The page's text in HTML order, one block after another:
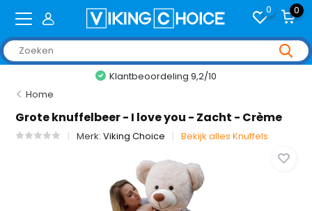
0 0
Klantbeoordeling 9,2/10
Home
Grote knuffelbeer - I love you - Zacht - Crème
Merk:Viking Choice Bekijk alles Knuffels